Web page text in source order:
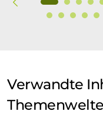
Verwandte